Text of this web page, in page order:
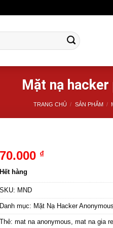
Mặt nạ
TRANG CHỦ / SẢN PHẨM /
70.000 ₫
Hết hàng
SKU: MND
Danh mục: Mặt Nạ Hacker Anonymous
Thẻ:mat na anonymous,mat na gia re